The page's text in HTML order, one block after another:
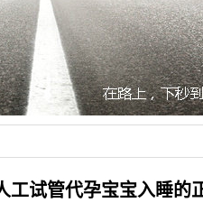
工试管代孕宝宝入睡的